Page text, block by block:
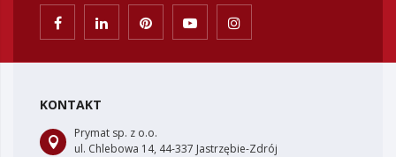
KONTAKT
Prymat sp. z o.o.
ul. Chlebowa 14, 44-337 Jastrzębie-Zdrój